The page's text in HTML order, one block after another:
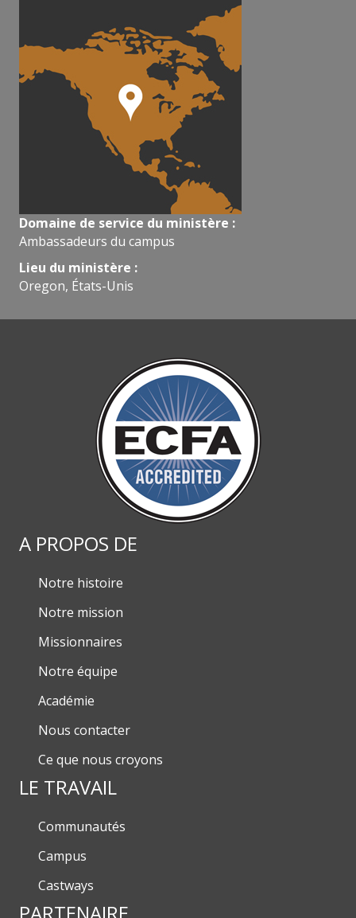
Domaine de service du ministère :
Ambassadeurs du campus
Lieu du ministère :
Oregon, États-Unis
A PROPOS DE
Notre histoire
Notre mission
Missionnaires
Notre équipe
Académie
Nous contacter
Ce que nous croyons
LE TRAVAIL
Communautés
Campus
Castways